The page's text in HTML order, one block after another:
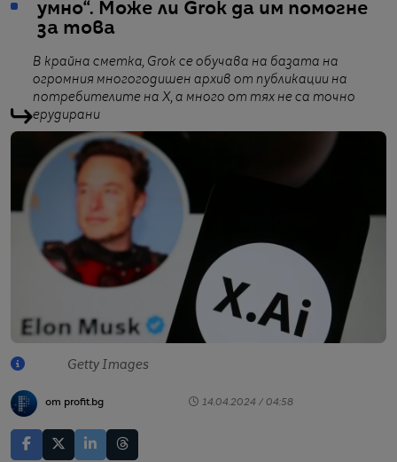
умно“. Mоже ли Grok да им помогне
за това
В крайна сметка, Grok се обучава на базата на
огромния многогодишен архив от публикации на
потребителите на X, а много от тях не са точно
ерудирани
Getty Images
от profit.bg 14.04.2024 / 04:58